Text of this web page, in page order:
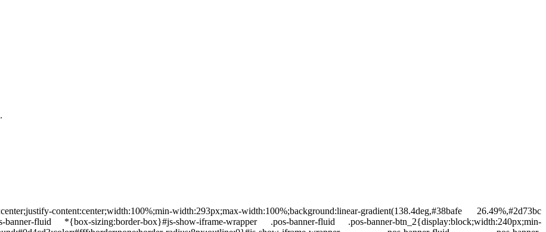
content:center;width:100%;min-width:293px;max-width:100%;background:linear-gradient(138.4deg,#38bafe 26.49%,#2d73bc
banner-fluid *{box-sizing:border-box}#js-show-iframe-wrapper .pos-banner-fluid .pos-banner-btn_2{display:block;width:240px;min-